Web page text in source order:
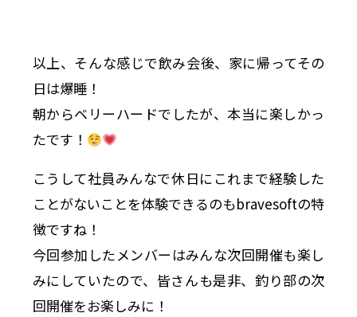
以上、そんな感じで飲み会後、家に帰ってその
日は爆睡！
朝からベリーハードでしたが、本当に楽しかっ
たです！
こうして社員みんなで休日にこれまで経験した
ことがないことを体験できるのもbravesoftの特
徴ですね！
今回参加したメンバーはみんな次回開催も楽し
みにしていたので、皆さんも是非、釣り部の次
回開催をお楽しみに！